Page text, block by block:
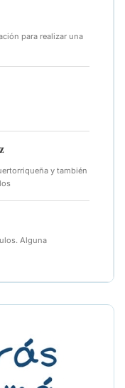
para realizar una
y también
Alguna